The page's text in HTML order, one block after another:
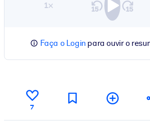
1×
Faça o Login para ouvir o
7